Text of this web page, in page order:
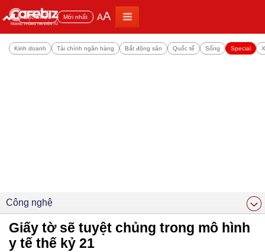
Đọc nhiều Mới nhất AA
Kinh doanh Tài chính ngân hàng Bất động sản Quốc tế Sống Special
Công nghệ
Giấy tờ sẽ tuyệt chủng trong mô hình
y tế thế kỷ 21